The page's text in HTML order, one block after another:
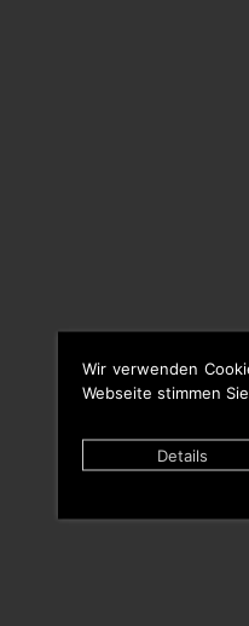
Wir verwenden
Webseite stimmen
Details